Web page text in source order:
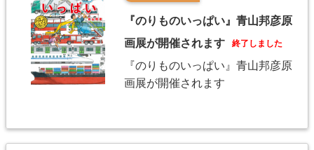
『のりものいっぱい』青山邦彦原
画展が開催されます
終了しました
『のりものいっぱい』青山邦彦原
画展が開催されます